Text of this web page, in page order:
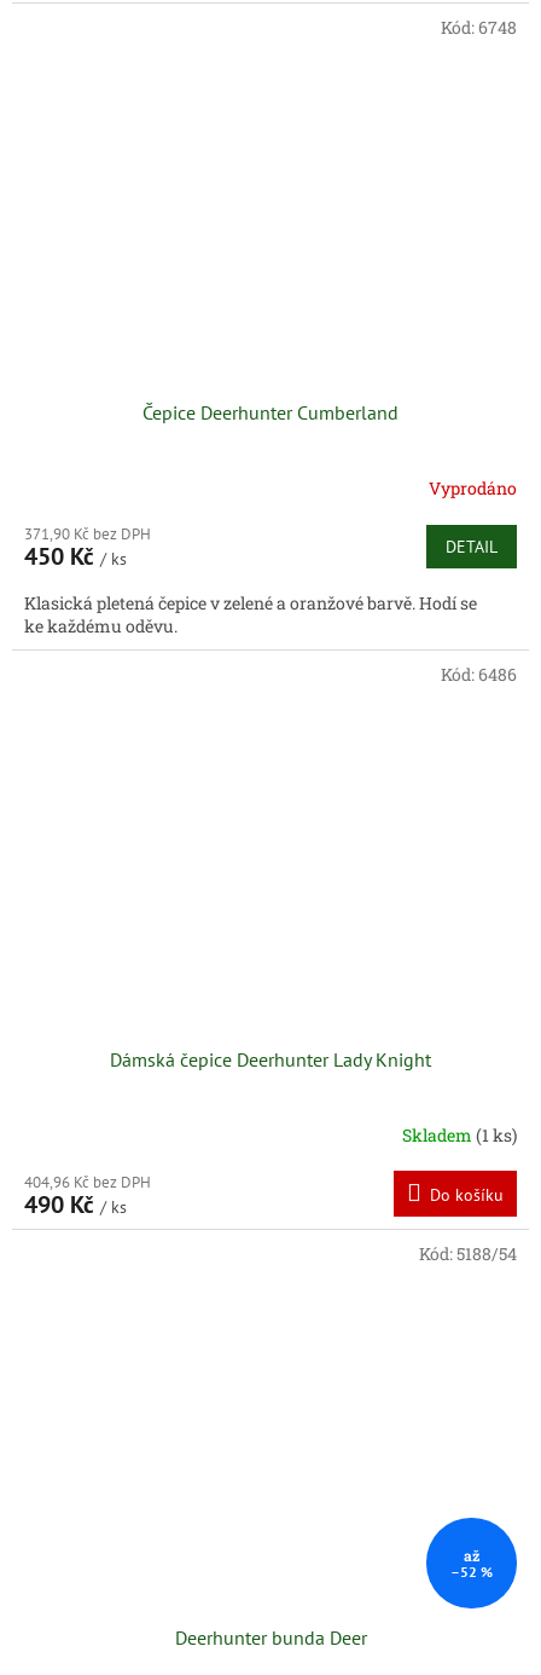
Čepice Deerhunter Cumberland
Vyprodáno
371,90 Kč bez DPH
450 Kč / ks
DETAIL
Klasická pletená čepice v zelené a oranžové barvě. Hodí se
ke každému oděvu.
Kód:6748
Dámská čepice Deerhunter Lady Knight
Skladem (1 ks)
404,96 Kč bez DPH
490 Kč / ks
Do košíku
Kód:6486
až
–52 %
Deerhunter bunda Deer
Kód:5188/54